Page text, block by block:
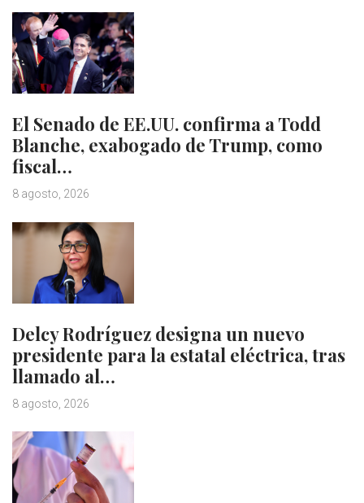
El Senado de EE.UU. confirma a Todd
Blanche, exabogado de Trump, como
fiscal…
8 agosto, 2026
Delcy Rodríguez designa un nuevo
presidente para la estatal eléctrica, tras
llamado al…
8 agosto, 2026